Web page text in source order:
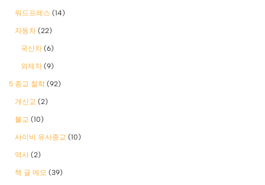
워드프레스 (14)
자동차 (22)
국산차 (6)
외제차 (9)
5 종교 철학 (92)
개신교 (2)
불교 (10)
사이비 유사종교 (10)
역사 (2)
책 글 메모 (39)